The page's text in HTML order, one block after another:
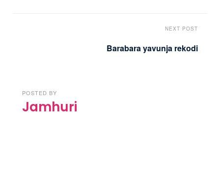
NEXT POST
Barabara yavunja rekodi
POSTED BY
Jamhuri